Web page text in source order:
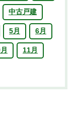
中古戸建
5月 6月
11月